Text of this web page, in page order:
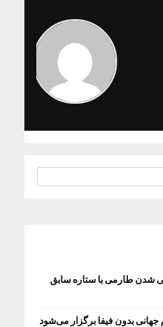
شدن طارمی با ستاره سابق
جهانی بدون فیفا برگزار می‌شود